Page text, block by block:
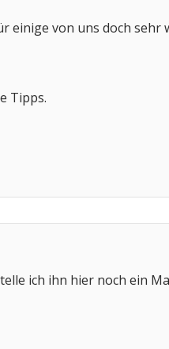
einige von uns doch sehr
Tipps.
ich ihn hier noch ein